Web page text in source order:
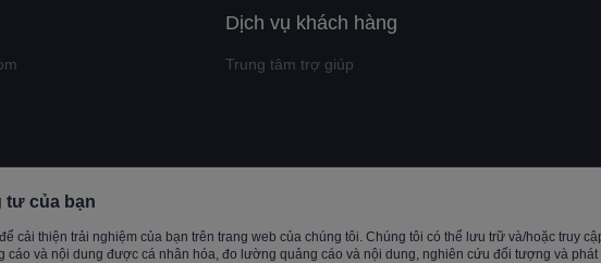
Dịch vụ khách hàng
Trung tâm trợ giúp
tư của bạn
cải thiện trải nghiệm của bạn trên trang web của chúng tôi. Chúng tôi có thể lưu trữ và/hoặc truy
cáo và nội dung được cá nhân hóa, đo lường quảng cáo và nội dung, nghiên cứu đối tượng và